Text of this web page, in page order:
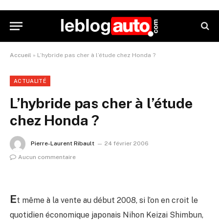
Accueil » L’hybride pas cher à l’étude chez Honda ?
ACTUALITÉ
L’hybride pas cher à l’étude
chez Honda ?
Pierre-Laurent Ribault
24 février 2006
Aucun commentaire
Et même à la vente au début 2008, si l’on en croit le
quotidien économique japonais Nihon Keizai Shimbun,